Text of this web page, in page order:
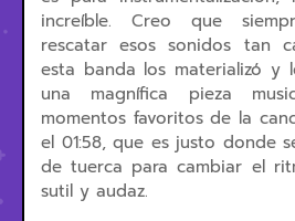
increíble. Creo que
rescatar esos sonidos tan
esta banda los materializó y
una magnífica pieza
momentos favoritos de la
el 01:58, que es justo donde
de tuerca para cambiar el
sutil y audaz.